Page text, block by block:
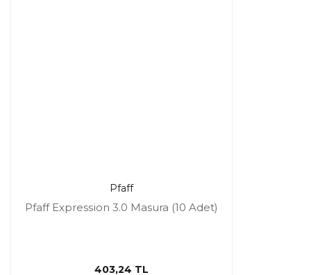
Pfaff
Pfaff Expression 3.0 Masura (10 Adet)
403,24 TL